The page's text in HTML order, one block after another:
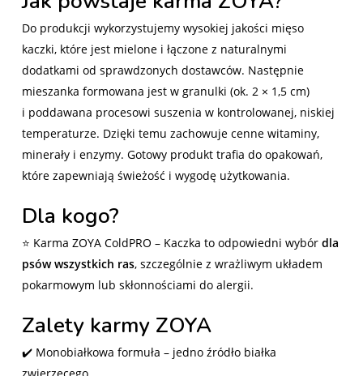
Do produkcji wykorzystujemy wysokiej jakości mięso
kaczki, które jest mielone i łączone z naturalnymi
dodatkami od sprawdzonych dostawców. Następnie
mieszanka formowana jest w granulki (ok. 2 × 1,5 cm)
i poddawana procesowi suszenia w kontrolowanej, niskiej
temperaturze. Dzięki temu zachowuje cenne witaminy,
minerały i enzymy. Gotowy produkt trafia do opakowań,
które zapewniają świeżość i wygodę użytkowania.
Dla kogo?
⭐ Karma ZOYA ColdPRO – Kaczka to odpowiedni wybórdla
psów wszystkich ras, szczególnie z wrażliwym układem
pokarmowym lub skłonnościami do alergii.
Zalety karmy ZOYA
✔️ Monobiałkowa formuła – jedno źródło białka
zwierzęcego.